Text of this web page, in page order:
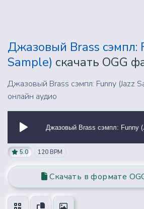
Джазовый Brass сэмпл:
Sample) скачать OGG
Джазовый Brass сэмпл: Funny (Jazz
онлайн аудио
5.0 120 BPM
Скачать в формате